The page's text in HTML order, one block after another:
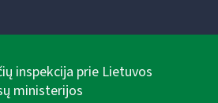
inspekcija prie Lietuvos
ministerijos